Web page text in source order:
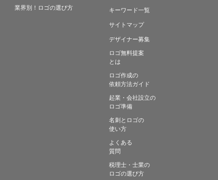
業界別！ロゴの選び方
キーワード一覧
サイトマップ
デザイナー募集
ロゴ無料提案
とは
ロゴ作成の
依頼方法ガイド
起業・会社設立の
ロゴ準備
名刺とロゴの
使い方
よくある
質問
税理士・士業の
ロゴの選び方